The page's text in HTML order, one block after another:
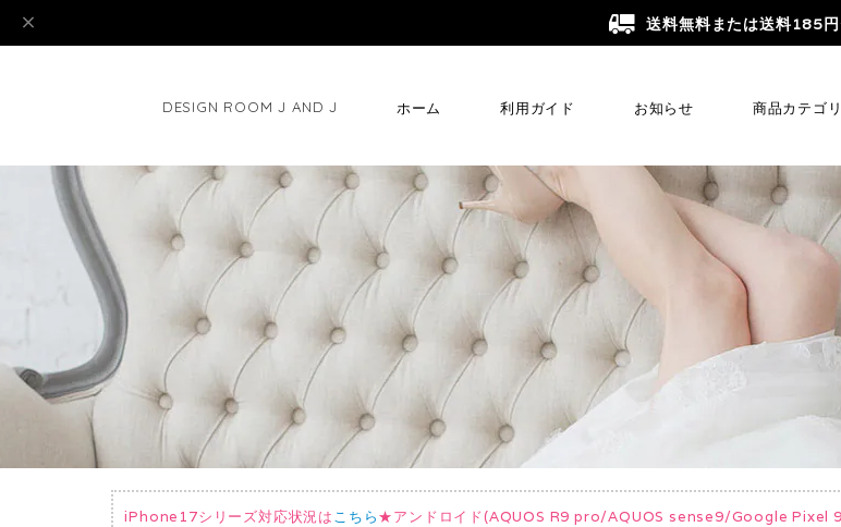
送料無料または送料185
DESIGN ROOM J AND J ホーム 利用ガイド お知らせ 商品カテゴリ
iPhone17シリーズ対応状況はこちら★アンドロイド(AQUOS R9 pro/AQUOS sense9/Google Pixel